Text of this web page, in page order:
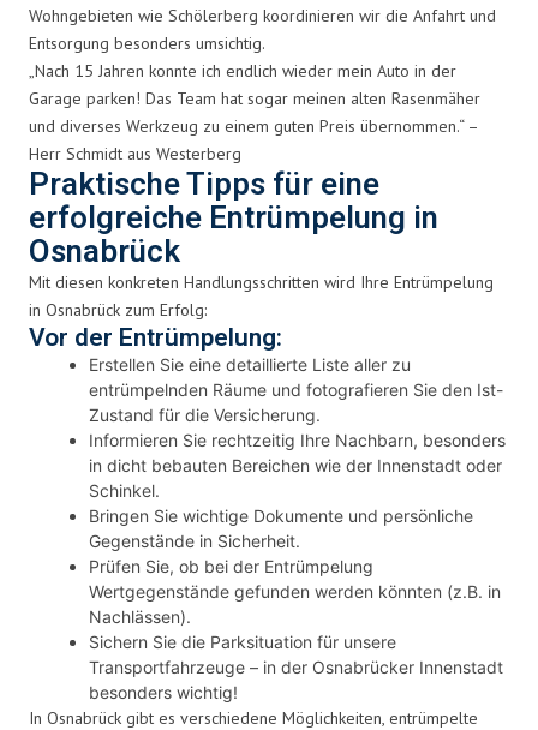
Wohngebieten wie Schölerberg koordinieren wir die Anfahrt und
Entsorgung besonders umsichtig.
„Nach 15 Jahren konnte ich endlich wieder mein Auto in der
Garage parken! Das Team hat sogar meinen alten Rasenmäher
und diverses Werkzeug zu einem guten Preis übernommen.“ –
Herr Schmidt aus Westerberg
Praktische Tipps für eine
erfolgreiche Entrümpelung in
Osnabrück
Mit diesen konkreten Handlungsschritten wird Ihre Entrümpelung
in Osnabrück zum Erfolg:
Vor der Entrümpelung:
Erstellen Sie eine detaillierte Liste aller zu
entrümpelnden Räume und fotografieren Sie den Ist-
Zustand für die Versicherung.
Informieren Sie rechtzeitig Ihre Nachbarn, besonders
in dicht bebauten Bereichen wie der Innenstadt oder
Schinkel.
Bringen Sie wichtige Dokumente und persönliche
Gegenstände in Sicherheit.
Prüfen Sie, ob bei der Entrümpelung
Wertgegenstände gefunden werden könnten (z.B. in
Nachlässen).
Sichern Sie die Parksituation für unsere
Transportfahrzeuge – in der Osnabrücker Innenstadt
besonders wichtig!
In Osnabrück gibt es verschiedene Möglichkeiten, entrümpelte